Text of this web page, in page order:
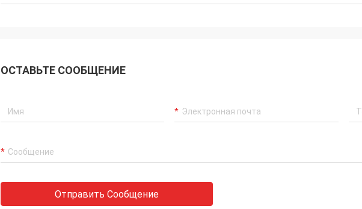
ОСТАВЬТЕ СООБЩЕНИЕ
Отправить Сообщение